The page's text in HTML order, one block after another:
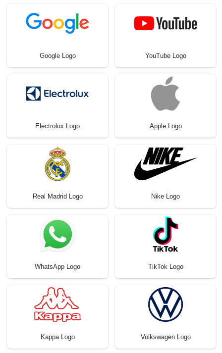
Google Logo YouTube Logo
Electrolux Logo Apple Logo
Real Madrid Logo Nike Logo
WhatsApp Logo TikTok Logo
Kappa Logo Volkswagen Logo